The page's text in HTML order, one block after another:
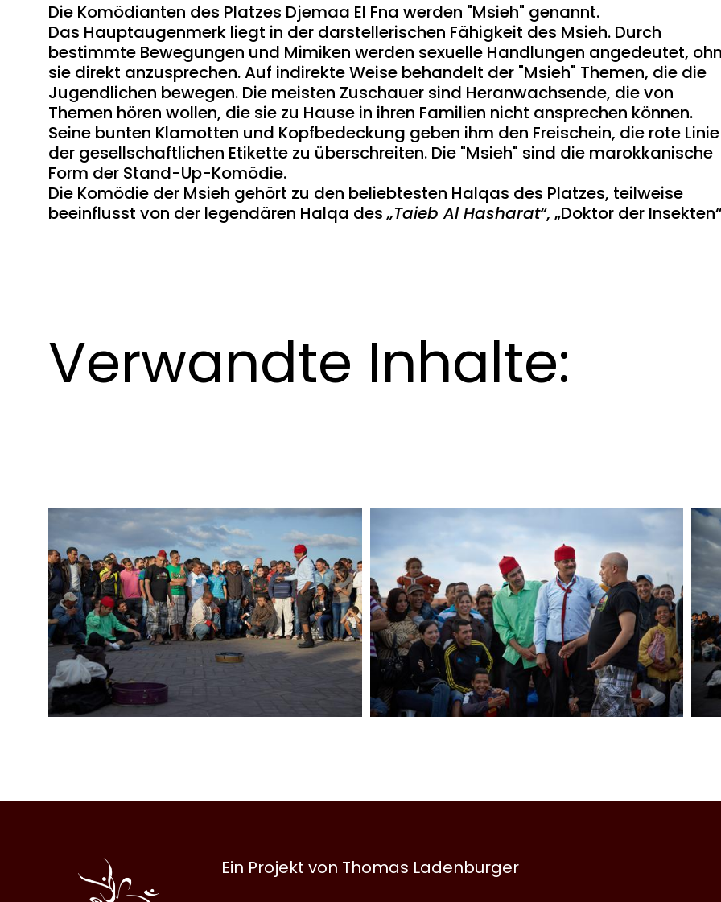
Die Komödianten des Platzes Djemaa El Fna werden "Msieh" genannt.
Das Hauptaugenmerk liegt in der darstellerischen Fähigkeit des Msieh. Durch
bestimmte Bewegungen und Mimiken werden sexuelle Handlungen angedeutet,
sie direkt anzusprechen. Auf indirekte Weise behandelt der "Msieh" Themen, die die
Jugendlichen bewegen. Die meisten Zuschauer sind Heranwachsende, die von
Themen hören wollen, die sie zu Hause in ihren Familien nicht ansprechen können.
Seine bunten Klamotten und Kopfbedeckung geben ihm den Freischein, die rote Linie
der gesellschaftlichen Etikette zu überschreiten. Die "Msieh" sind die marokkanische
Form der Stand-Up-Komödie.
Die Komödie der Msieh gehört zu den beliebtesten Halqas des Platzes, teilweise
beeinflusst von der legendären Halqa des„Taieb Al Hasharat“, „Doktor der
Verwandte Inhalte:
Halqa
Ein Projekt von Thomas Ladenburger